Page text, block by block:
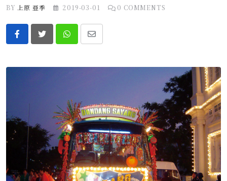
BY 上原 亜季 2019-03-01 0 COMMENTS
Whatsapp
Share